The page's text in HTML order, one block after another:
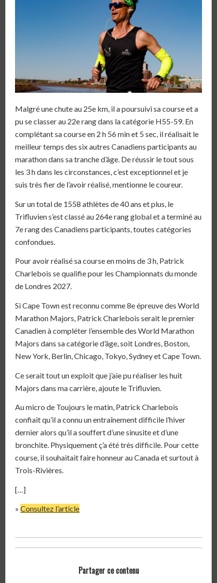
Malgré une chute au 25e km, il a poursuivi sa course et a
pu se classer au 22e rang dans la catégorie H55-59. En
complétant sa course en 2 h 56 min et 5 sec, il réalisait le
meilleur temps des six autres Canadiens participants au
marathon dans sa tranche d’âge. De réussir le tout sous
les 3 h dans les circonstances, c’est exceptionnel et je
suis très fier de l’avoir réalisé, mentionne le coureur.
Sur un total de 1558 athlètes de 40 ans et plus, le
Trifluvien s’est classé au 264e rang global et a terminé au
7e rang des Canadiens participants, toutes catégories
confondues.
Pour avoir réalisé sa course en moins de 3 h, Patrick
Charlebois se qualifie pour les Championnats du monde
de Londres 2027.
Si Cape Town est reconnu comme 8e épreuve des World
Marathon Majors, Patrick Charlebois serait le premier
Canadien à compléter l’ensemble des World Marathon
Majors dans sa catégorie d’âge, soit Londres, Boston,
New York, Berlin, Chicago, Tokyo, Sydney et Cape Town.
Ce serait tout un exploit que j’aie pu réaliser les huit
Majors dans ma carrière, ajoute le Trifluvien.
Au micro de Toujours le matin, Patrick Charlebois
confiait qu’il a connu un entraînement difficile l’hiver
dernier alors qu’il a souffert d’une sinusite et d’une
bronchite. Physiquement ç’a été très difficile. Pour cette
course, il souhaitait faire honneur au Canada et surtout à
Trois-Rivières.
[…]
»Consultez l’article
Partager ce contenu